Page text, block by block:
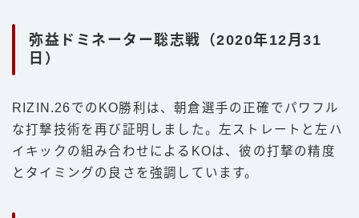
弥益ドミネーター聡志戦（2020年12月31
日）
RIZIN.26でのKO勝利は、朝倉選手の正確でパワフル
な打撃技術を再び証明しました。左ストレートと左ハ
イキックの組み合わせによるKOは、彼の打撃の精度
とタイミングの良さを強調しています。